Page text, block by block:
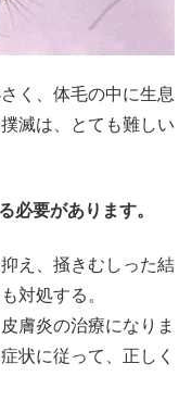
く、体毛の中に生息
滅は、とても難しい
必要があります。
え、掻きむしった結
対処する。
膚炎の治療になりま
状に従って、正しく